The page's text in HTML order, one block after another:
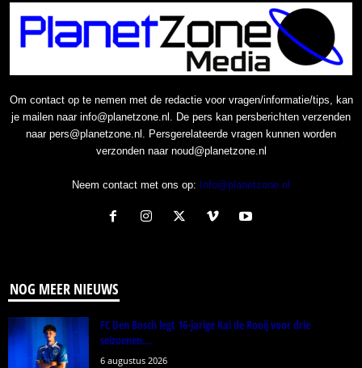
Om contact op te nemen met de redactie voor vragen/informatie/tips, kan
je mailen naar info@planetzone.nl. De pers kan persberichten verzenden
naar pers@planetzone.nl. Persgerelateerde vragen kunnen worden
verzonden naar noud@planetzone.nl
Neem contact met ons op: Info@planetzone.nl
NOG MEER NIEUWS
FC Den Bosch legt 16-jarige Kai de Rooij voor drie
seizoenen...
6 augustus 2026